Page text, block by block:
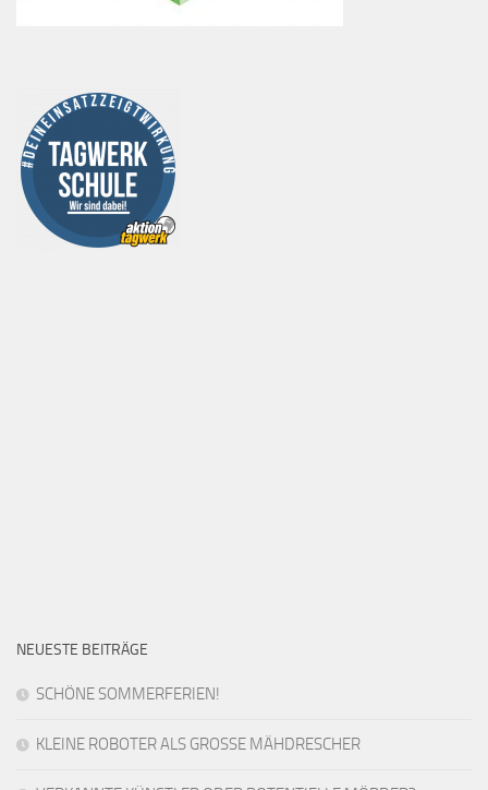
NEUESTE BEITRÄGE
SCHÖNE SOMMERFERIEN!
KLEINE ROBOTER ALS GROSSE MÄHDRESCHER